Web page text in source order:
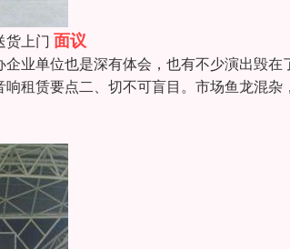
货上门 面议
业单位也是深有体会，也有不少演出毁
租赁要点二、切不可盲目。市场鱼龙混